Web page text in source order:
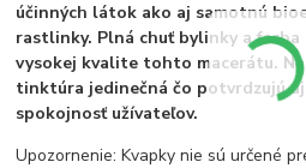
účinných látok ako aj samotnú
rastlinky. Plná chuť bylinky a
vysokej kvalite tohto macerátu.
tinktúra jedinečná čo potvrdzujú
spokojnosť užívateľov.
Upozornenie: Kvapky nie sú určené